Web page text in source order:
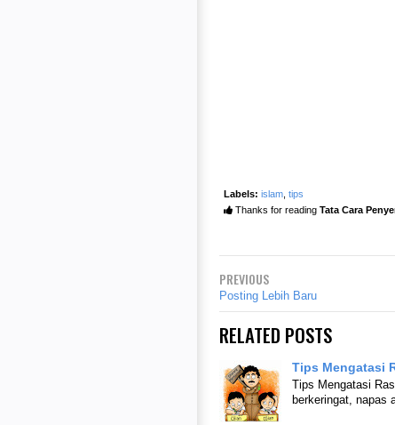
Labels: islam tips
Thanks for reading Tata Cara
PREVIOUS
Posting Lebih Baru
RELATED POSTS
Tips Mengatasi
Tips Mengatasi
berkeringat, napas